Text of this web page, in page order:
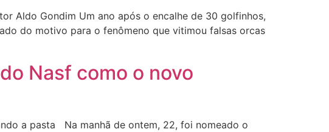
Aldo Gondim Um ano após o encalhe de 30 golfinhos,
do motivo para o fenômeno que vitimou falsas orcas
Nasf como o novo
a pasta Na manhã de ontem, 22, foi nomeado o